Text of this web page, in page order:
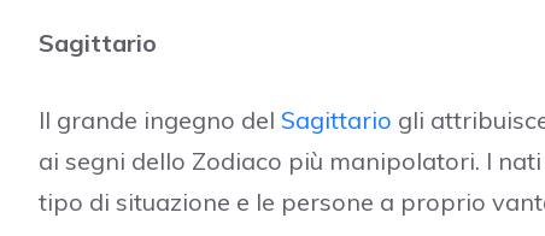
Sagittario
Il grande ingegno del Sagittario gli
ai segni dello Zodiaco più manipolatori. I
tipo di situazione e le persone a proprio